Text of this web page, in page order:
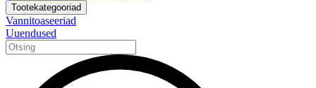
Tootekategooriad
Vannitoaseeriad
Uuendused